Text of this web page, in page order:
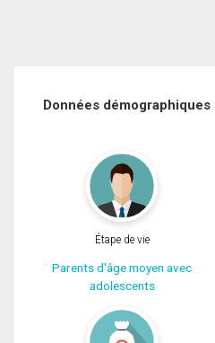
Données démographiques
Étape de vie
Parents d'âge moyen avec
adolescents